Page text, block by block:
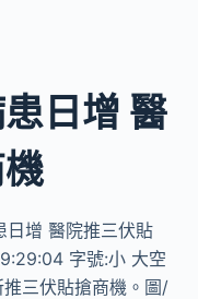
日增 醫
日增 醫院推三伏貼
字號:小 大空
三伏貼搶商機。圖/